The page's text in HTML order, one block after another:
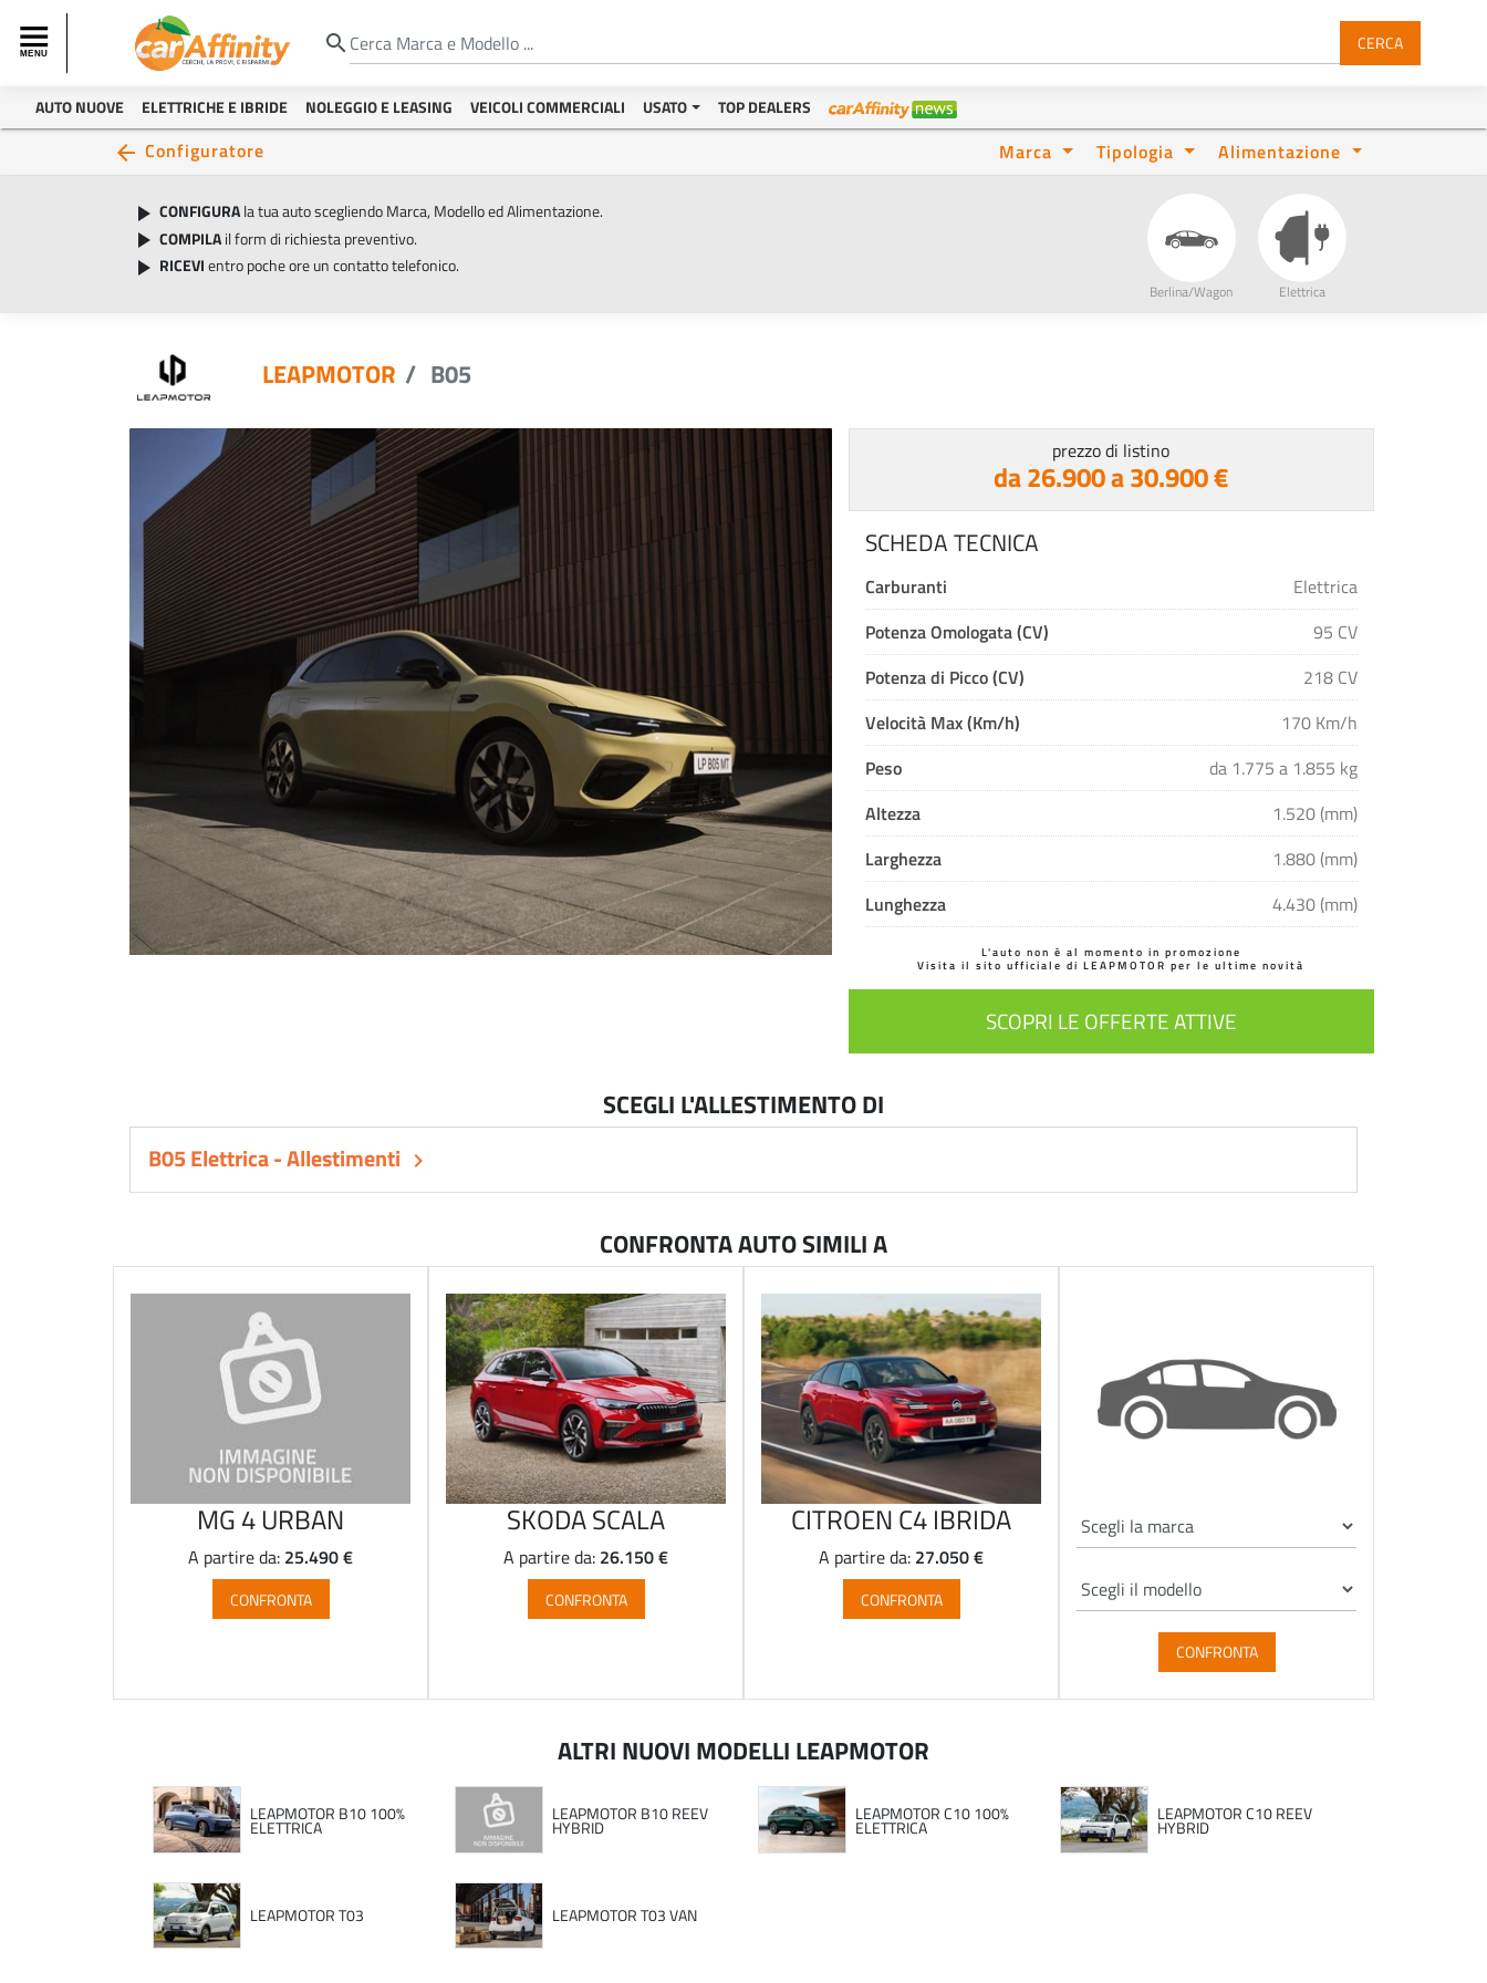
search CERCA
AUTO NUOVE ELETTRICHE E IBRIDE NOLEGGIO E LEASING VEICOLI COMMERCIALI USATO TOP DEALERS
arrow_back Configuratore Marca Tipologia Alimentazione
play_arrow CONFIGURA la tua auto scegliendo Marca, Modello ed Alimentazione.
play_arrow COMPILA il form di richiesta preventivo.
play_arrow RICEVI entro poche ore un contatto telefonico.
Berlina/Wagon Elettrica
LEAPMOTOR B05
prezzo di listino
da 26.900 a 30.900 €
SCHEDA TECNICA
Carburanti Elettrica
Potenza Omologata (CV) 95 CV
Potenza di Picco (CV) 218 CV
Velocità Max (Km/h) 170 Km/h
Peso da 1.775 a 1.855 kg
Altezza 1.520 (mm)
Larghezza 1.880 (mm)
Lunghezza 4.430 (mm)
L'auto non è al momento in promozione
Visita il sito ufficiale di LEAPMOTOR per le ultime novità
SCOPRI LE OFFERTE ATTIVE
SCEGLI L'ALLESTIMENTO DI
B05 Elettrica - Allestimenti keyboard_arrow_right
CONFRONTA AUTO SIMILI A
MG 4 URBAN
A partire da: 25.490 €
CONFRONTA
SKODA SCALA
A partire da: 26.150 €
CONFRONTA
CITROEN C4 IBRIDA
A partire da: 27.050 €
CONFRONTA
CONFRONTA
ALTRI NUOVI MODELLI LEAPMOTOR
LEAPMOTOR B10 100%
ELETTRICA
LEAPMOTOR B10 REEV
HYBRID
LEAPMOTOR C10 100%
ELETTRICA
LEAPMOTOR C10 REEV
HYBRID
LEAPMOTOR T03 LEAPMOTOR T03 VAN